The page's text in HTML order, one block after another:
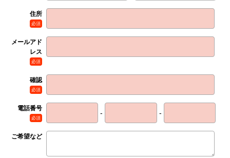
住所
必須
メールアド
レス
必須
確認
必須
電話番号
必須
- -
ご希望など